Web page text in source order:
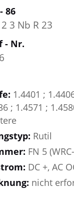
86
3 Nb R 23
- Nr.
1.4401 ;
; 1.4571 ;
Rutil
FN 5
DC +, AC
nicht